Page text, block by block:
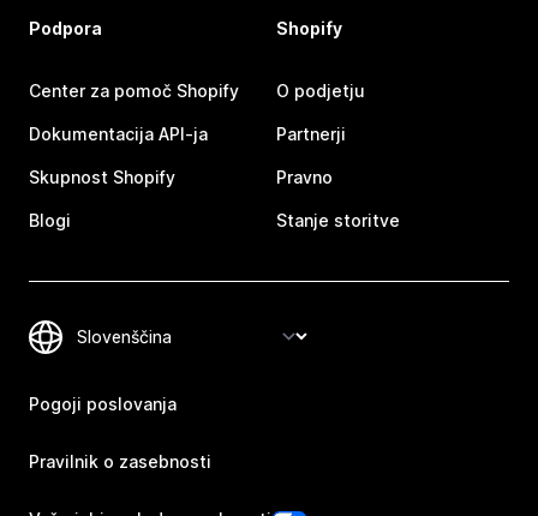
Podpora
Center za pomoč Shopify
Dokumentacija API-ja
Skupnost Shopify
Blogi
Shopify
O podjetju
Partnerji
Pravno
Stanje storitve
Pogoji poslovanja
Pravilnik o zasebnosti